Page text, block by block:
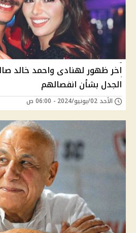
اخر ظهور لهنادى واحمد خالد
الجدل بشأن انفصالهم
الأحد 02/يونيو/2024 - 06:00 ص